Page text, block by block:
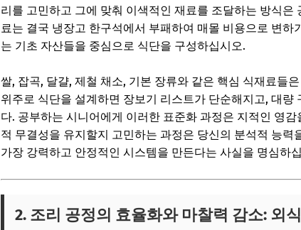
리를 고민하고 그에 맞춰 이색적인 재료를 조달하는 방식
료는 결국 냉장고 한구석에서 부패하여 매몰 비용으로 변
는 기초 자산들을 중심으로 식단을 구성하십시오.
쌀, 잡곡, 달걀, 제철 채소, 기본 장류와 같은 핵심 식재료들
위주로 식단을 설계하면 장보기 리스트가 단순해지고, 대
다. 공부하는 시니어에게 이러한 표준화 과정은 지적인 영
적 무결성을 유지할지 고민하는 과정은 당신의 분석적 능
가장 강력하고 안정적인 시스템을 만든다는 사실을 명심하
2. 조리 공정의 효율화와 마찰력 감소: 외